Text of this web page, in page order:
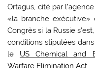
Ortagus, cité par
«la branche exécutive»
Congrès si la Russie
conditions stipulées
le US Chemical and
Warfare Elimination Act